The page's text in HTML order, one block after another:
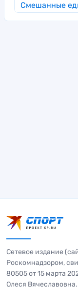
Смешанные
Сетевое издание
Роскомнадзором,
80505 от 15 марта
Олеся Вячеславовна.